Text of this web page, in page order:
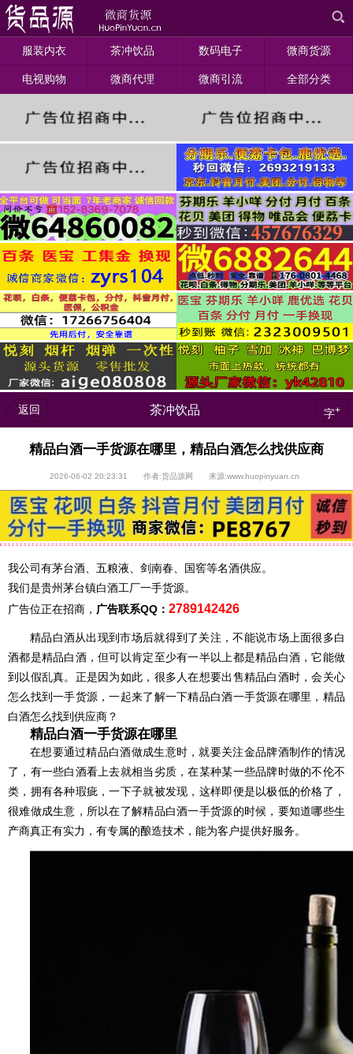
服装内衣 茶冲饮品 数码电子 微商货源
电视购物 微商代理 微商引流 全部分类
返回 茶冲饮品 字+
精品白酒一手货源在哪里，精品白酒怎么找供应商
2026-06-02 20:23:31 作者:货品源网 来源:www.huopinyuan.cn
我公司有茅台酒、五粮液、剑南春、国窖等名酒供应。
我们是贵州茅台镇白酒工厂一手货源。
广告位正在招商， 广告联系QQ： 2789142426
精品白酒从出现到市场后就得到了关注，不能说市场上面很多白
酒都是精品白酒，但可以肯定至少有一半以上都是精品白酒，它能做
到以假乱真。正是因为如此，很多人在想要出售精品白酒时，会关心
怎么找到一手货源，一起来了解一下精品白酒一手货源在哪里，精品
白酒怎么找到供应商？
精品白酒一手货源在哪里
在想要通过精品白酒做成生意时，就要关注金品牌酒制作的情况
了，有一些白酒看上去就相当劣质，在某种某一些品牌时做的不伦不
类，拥有各种瑕疵，一下子就被发现，这样即便是以极低的价格了，
很难做成生意，所以在了解精品白酒一手货源的时候，要知道哪些生
产商真正有实力，有专属的酿造技术，能为客户提供好服务。